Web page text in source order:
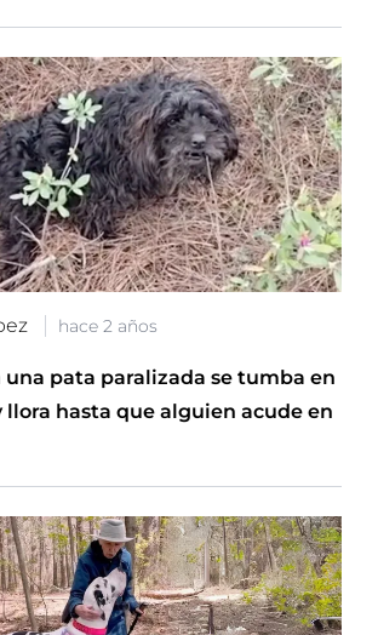
hace 2 años
una pata paralizada se tumba en
llora hasta que alguien acude en